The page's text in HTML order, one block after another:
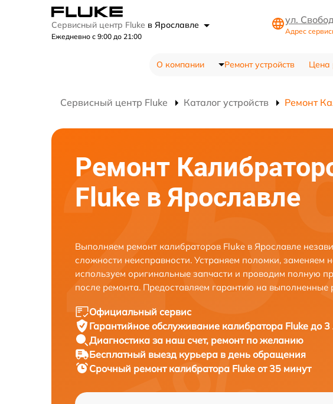
Сервисный центр Fluke в Ярославле
Ежедневно с 9:00 до 21:00
ул.
Адрес
О компании Ремонт устройств Цена
Сервисный центр Fluke Каталог устройств Ремонт
Ремонт
Fluke в Ярославле
Выполняем ремонт калибраторов Fluke в Ярославле
сложности неисправности. Устраняем поломки, заменяем
используем оригинальные запчасти и проводим полную
после ремонта. Предоставляем гарантию на выполненные
Официальный сервис
Гарантийное обслуживание калибратора Fluke до 3
Диагностика за наш счет, ремонт по желанию
Бесплатный выезд курьера в день обращения
Срочный ремонт калибратора Fluke от 35 минут